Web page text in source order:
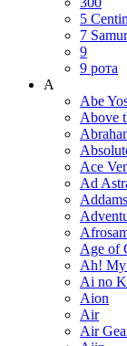
5
7
9
9 рота
A
Abe
Above
Ace
Ad
Age of
Ah! My
Ai no
Aion
Air
Air